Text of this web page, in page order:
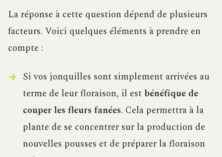
La réponse à cette question dépend de plusieurs
facteurs. Voici quelques éléments à prendre en
compte :
Si vos jonquilles sont simplement arrivées au
terme de leur floraison, il est bénéfique de
couper les fleurs fanées. Cela permettra à la
plante de se concentrer sur la production de
nouvelles pousses et de préparer la floraison